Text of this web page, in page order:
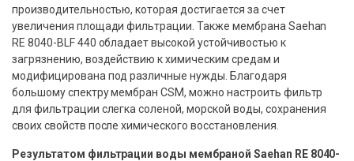
производительностью, которая достигается за счет
увеличения площади фильтрации. Также мембрана Saehan
RE 8040-BLF 440 обладает высокой устойчивостью к
загрязнению, воздействию к химическим средам и
модифицирована под различные нужды. Благодаря
большому спектру мембран CSM, можно настроить фильтр
для фильтрации слегка соленой, морской воды, сохранения
своих свойств после химического восстановления.
Результатом фильтрации воды мембраной Saehan RE 8040-